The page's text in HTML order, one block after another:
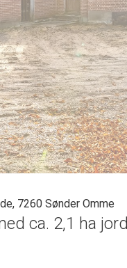
7260 Sønder Omme
ca. 2,1 ha jord